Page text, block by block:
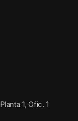
1, Ofic. 1